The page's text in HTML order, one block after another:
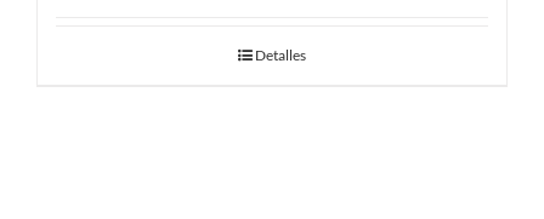
Detalles